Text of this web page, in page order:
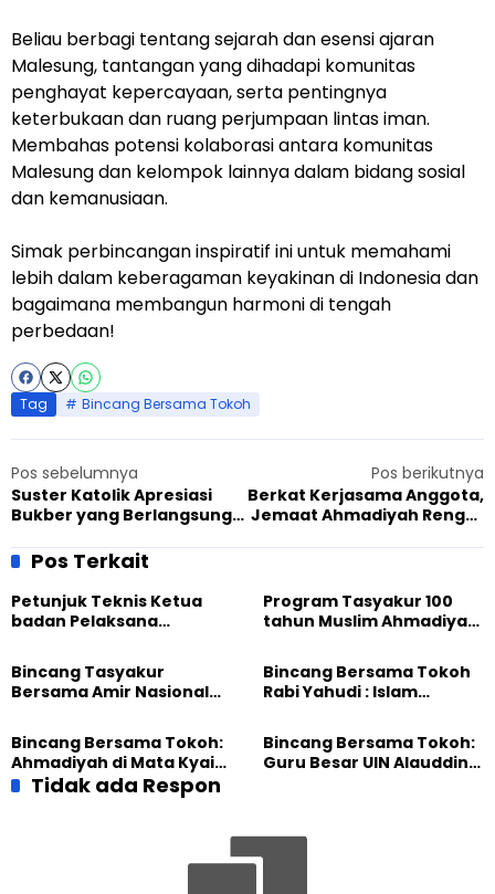
Beliau berbagi tentang sejarah dan esensi ajaran
Malesung, tantangan yang dihadapi komunitas
penghayat kepercayaan, serta pentingnya
keterbukaan dan ruang perjumpaan lintas iman.
Membahas potensi kolaborasi antara komunitas
Malesung dan kelompok lainnya dalam bidang sosial
dan kemanusiaan.
Simak perbincangan inspiratif ini untuk memahami
lebih dalam keberagaman keyakinan di Indonesia dan
bagaimana membangun harmoni di tengah
perbedaan!
Tag Bincang Bersama Tokoh
Pos sebelumnya
Suster Katolik Apresiasi
Bukber yang Berlangsung
Pontianak
Pos berikutnya
Berkat Kerjasama Anggota,
Jemaat Ahmadiyah Rengat
Pos Terkait
Petunjuk Teknis Ketua
badan Pelaksana
Program Tasyakur 100
tahun Muslim Ahmadiyah
Bincang Tasyakur
Bersama Amir Nasional
Bincang Bersama Tokoh
Rabi Yahudi : Islam
karena peran Ahmadiyah
Bincang Bersama Tokoh:
Ahmadiyah di Mata Kyai
Said Aqil
Bincang Bersama Tokoh:
Guru Besar UIN Alauddin
Tidak ada Respon